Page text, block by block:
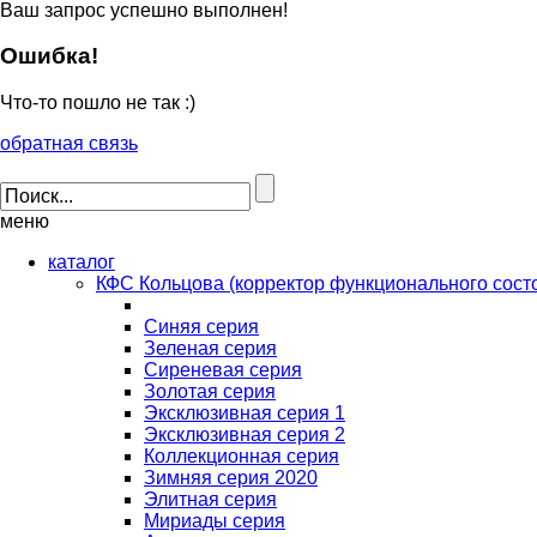
Ваш запрос успешно выполнен!
Ошибка!
Что-то пошло не так :)
обратная связь
меню
каталог
КФС Кольцова (корректор функционального
Синяя серия
Зеленая серия
Сиреневая серия
Золотая серия
Эксклюзивная серия 1
Эксклюзивная серия 2
Коллекционная серия
Зимняя серия 2020
Элитная серия
Мириады серия